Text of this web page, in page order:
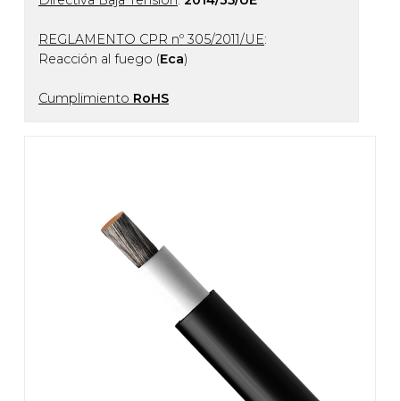
REGLAMENTO CPR nº 305/2011/UE:
Reacción al fuego (Eca)
Cumplimiento RoHS